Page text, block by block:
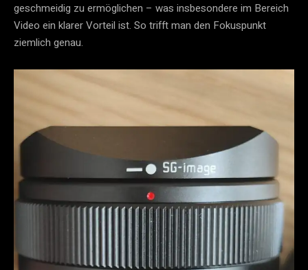
geschmeidig zu ermöglichen – was insbesondere im Bereich
Video ein klarer Vorteil ist. So trifft man den Fokuspunkt
ziemlich genau.